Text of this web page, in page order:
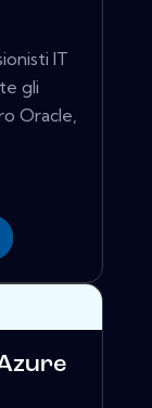
IT
gli
Oracle,